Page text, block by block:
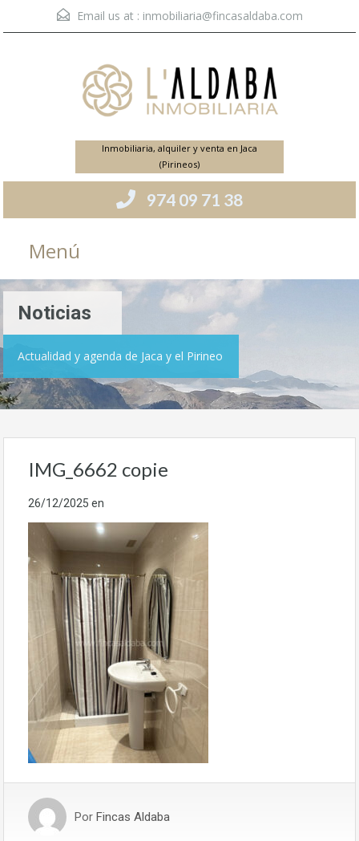
Email us at : inmobiliaria@fincasaldaba.com
Inmobiliaria, alquiler y venta en Jaca
(Pirineos)
974 09 71 38
Menú
Noticias
Actualidad y agenda de Jaca y el Pirineo
IMG_6662 copie
26/12/2025 en
Por Fincas Aldaba